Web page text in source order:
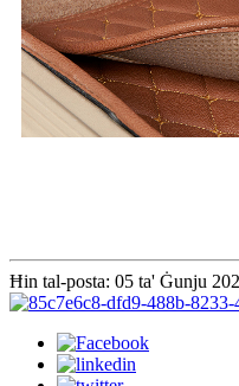
Ħin tal-posta: 05 ta' Ġunju